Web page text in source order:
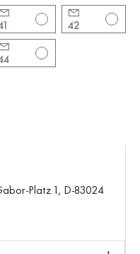
42
Platz 1, D-83024